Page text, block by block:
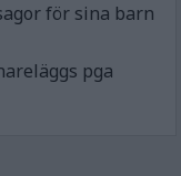
för sina barn
pga